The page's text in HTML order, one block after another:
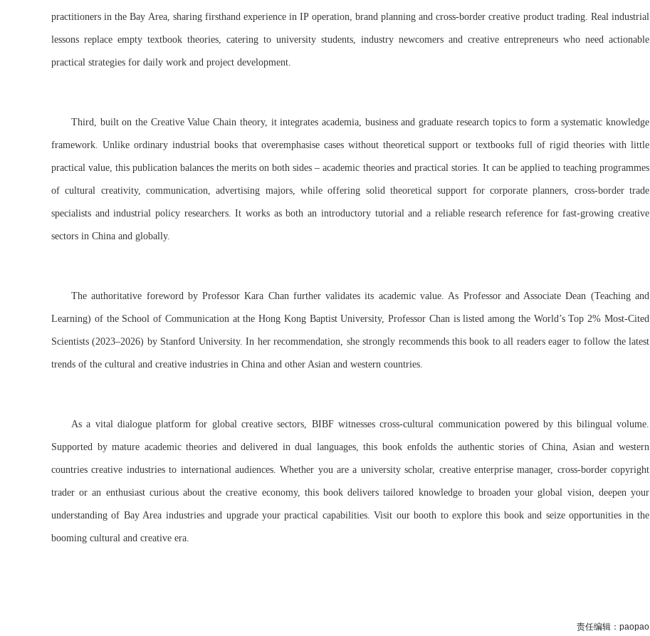
practitioners in the Bay Area, sharing firsthand experience in IP operation, brand planning and cross-border creative product trading. Real industrial
lessons replace empty textbook theories, catering to university students, industry newcomers and creative entrepreneurs who need actionable
practical strategies for daily work and project development.
Third, built on the Creative Value Chain theory, it integrates academia, business and graduate research topics to form a systematic knowledge
framework. Unlike ordinary industrial books that overemphasise cases without theoretical support or textbooks full of rigid theories with little
practical value, this publication balances the merits on both sides – academic theories and practical stories. It can be applied to teaching programmes
of cultural creativity, communication, advertising majors, while offering solid theoretical support for corporate planners, cross-border trade
specialists and industrial policy researchers. It works as both an introductory tutorial and a reliable research reference for fast-growing creative
sectors in China and globally.
The authoritative foreword by Professor Kara Chan further validates its academic value. As Professor and Associate Dean (Teaching and
Learning) of the School of Communication at the Hong Kong Baptist University, Professor Chan is listed among the World’s Top 2% Most-Cited
Scientists (2023–2026) by Stanford University. In her recommendation, she strongly recommends this book to all readers eager to follow the latest
trends of the cultural and creative industries in China and other Asian and western countries.
As a vital dialogue platform for global creative sectors, BIBF witnesses cross-cultural communication powered by this bilingual volume.
Supported by mature academic theories and delivered in dual languages, this book enfolds the authentic stories of China, Asian and western
countries creative industries to international audiences. Whether you are a university scholar, creative enterprise manager, cross-border copyright
trader or an enthusiast curious about the creative economy, this book delivers tailored knowledge to broaden your global vision, deepen your
understanding of Bay Area industries and upgrade your practical capabilities. Visit our booth to explore this book and seize opportunities in the
booming cultural and creative era.
责任编辑：paopao